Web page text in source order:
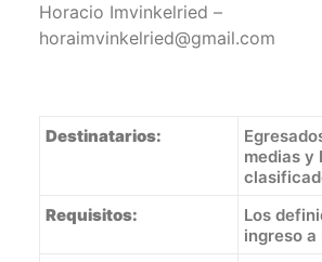
Horacio Imvinkelried –
horaimvinkelried@gmail.com
Destinatarios:
medias y
Requisitos:
Los
ingreso a